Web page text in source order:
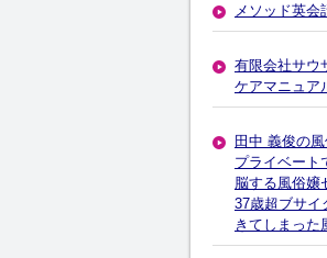
メソッド英
有限会社サウ
ケアマニュア
田中 義俊の
プライベート
脳する風俗嬢
37歳超ブサイ
きてしまった